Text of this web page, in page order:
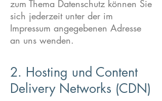
zum Thema Datenschutz können Sie
sich jederzeit unter der im
Impressum angegebenen Adresse
an uns wenden.
2. Hosting und Content
Delivery Networks (CDN)